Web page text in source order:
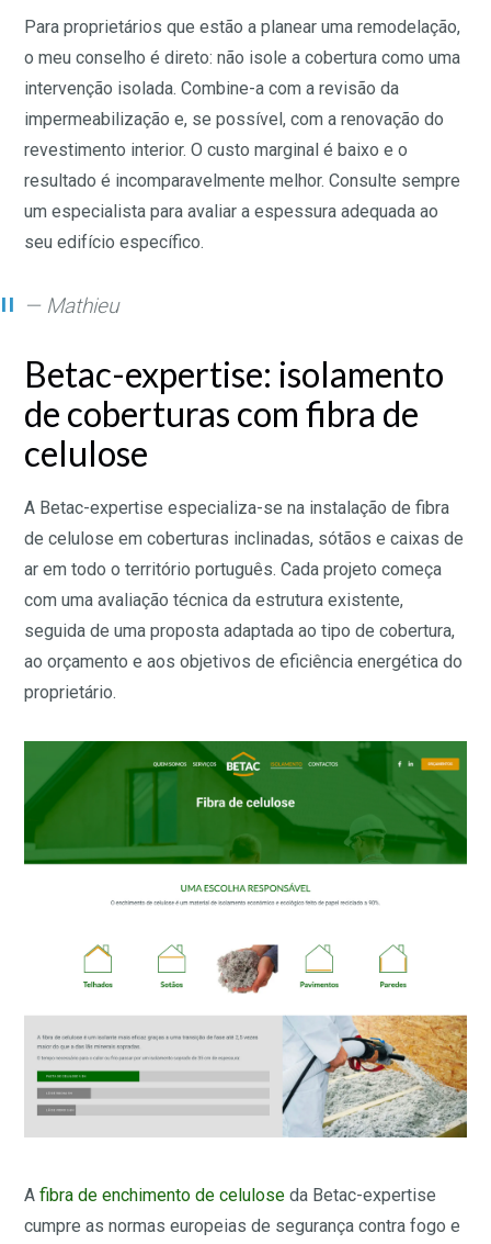
Para proprietários que estão a planear uma remodelação,
o meu conselho é direto: não isole a cobertura como uma
intervenção isolada. Combine-a com a revisão da
impermeabilização e, se possível, com a renovação do
revestimento interior. O custo marginal é baixo e o
resultado é incomparavelmente melhor. Consulte sempre
um especialista para avaliar a espessura adequada ao
seu edifício específico.
— Mathieu
Betac-expertise: isolamento
de coberturas com fibra de
celulose
A Betac-expertise especializa-se na instalação de fibra
de celulose em coberturas inclinadas, sótãos e caixas de
ar em todo o território português. Cada projeto começa
com uma avaliação técnica da estrutura existente,
seguida de uma proposta adaptada ao tipo de cobertura,
ao orçamento e aos objetivos de eficiência energética do
proprietário.
Afibra de enchimento de celulose da Betac-expertise
cumpre as normas europeias de segurança contra fogo e